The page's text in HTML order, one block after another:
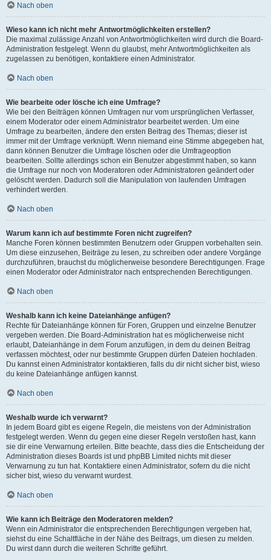
Nach oben
Wieso kann ich nicht mehr Antwortmöglichkeiten erstellen?
Die maximal zulässige Anzahl von Antwortmöglichkeiten wird durch die Board-
Administration festgelegt. Wenn du glaubst, mehr Antwortmöglichkeiten als
zugelassen zu benötigen, kontaktiere einen Administrator.
Nach oben
Wie bearbeite oder lösche ich eine Umfrage?
Wie bei den Beiträgen können Umfragen nur vom ursprünglichen Verfasser,
einem Moderator oder einem Administrator bearbeitet werden. Um eine
Umfrage zu bearbeiten, ändere den ersten Beitrag des Themas; dieser ist
immer mit der Umfrage verknüpft. Wenn niemand eine Stimme abgegeben hat,
dann können Benutzer die Umfrage löschen oder die Umfrageoption
bearbeiten. Sollte allerdings schon ein Benutzer abgestimmt haben, so kann
die Umfrage nur noch von Moderatoren oder Administratoren geändert oder
gelöscht werden. Dadurch soll die Manipulation von laufenden Umfragen
verhindert werden.
Nach oben
Warum kann ich auf bestimmte Foren nicht zugreifen?
Manche Foren können bestimmten Benutzern oder Gruppen vorbehalten sein.
Um diese einzusehen, Beiträge zu lesen, zu schreiben oder andere Vorgänge
durchzuführen, brauchst du möglicherweise besondere Berechtigungen. Frage
einen Moderator oder Administrator nach entsprechenden Berechtigungen.
Nach oben
Weshalb kann ich keine Dateianhänge anfügen?
Rechte für Dateianhänge können für Foren, Gruppen und einzelne Benutzer
vergeben werden. Die Board-Administration hat es möglicherweise nicht
erlaubt, Dateianhänge in dem Forum anzufügen, in dem du deinen Beitrag
verfassen möchtest, oder nur bestimmte Gruppen dürfen Dateien hochladen.
Du kannst einen Administrator kontaktieren, falls du dir nicht sicher bist, wieso
du keine Dateianhänge anfügen kannst.
Nach oben
Weshalb wurde ich verwarnt?
In jedem Board gibt es eigene Regeln, die meistens von der Administration
festgelegt werden. Wenn du gegen eine dieser Regeln verstoßen hast, kann
sie dir eine Verwarnung erteilen. Bitte beachte, dass dies die Entscheidung der
Administration dieses Boards ist und phpBB Limited nichts mit dieser
Verwarnung zu tun hat. Kontaktiere einen Administrator, sofern du die nicht
sicher bist, wieso du verwarnt wurdest.
Nach oben
Wie kann ich Beiträge den Moderatoren melden?
Wenn ein Administrator die entsprechenden Berechtigungen vergeben hat,
siehst du eine Schaltfläche in der Nähe des Beitrags, um diesen zu melden.
Du wirst dann durch die weiteren Schritte geführt.